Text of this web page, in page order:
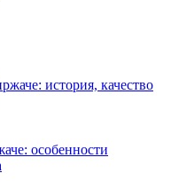
история, качество
особенности